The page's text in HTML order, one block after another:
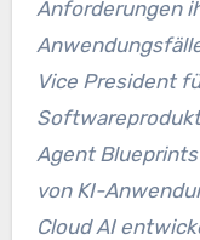
Anforderungen
Vice President
Agent
von KI-
Cloud AI